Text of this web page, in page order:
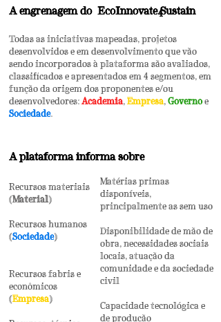
A engrenagem do EcoInnovate Sustain
4
Todas as iniciativas mapeadas, projetos
desenvolvidos e em desenvolvimento que vão
sendo incorporados à plataforma são avaliados,
classificados e apresentados em 4 segmentos, em
função da origem dos proponentes e/ou
desenvolvedores:Academia,Empresa,Governoe
Sociedade.
A plataforma informa sobre
Recursos materiais
(Material)
Recursos humanos
(Sociedade)
Recursos fabris e
econômicos
(Empresa)
Matérias primas
disponíveis,
principalmente as sem uso
Disponibilidade de mão de
obra, necessidades sociais
locais, atuação da
comunidade e da sociedade
civil
Capacidade tecnológica e
de produção